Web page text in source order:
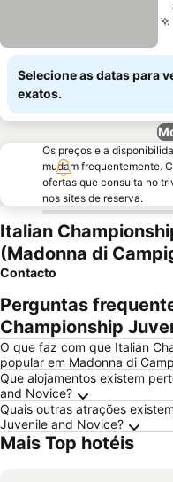
Selecione as datas para
exatos.
Os preços e a
mudam frequentemente.
ofertas que consulta no
nos sites de reserva.
Italian
(Madonna di
Contacto
Perguntas
Championship
O que faz com que Italian
popular em Madonna di
Que alojamentos existem
and Novice?
Quais outras atrações
Juvenile and Novice?
Mais Top hotéis